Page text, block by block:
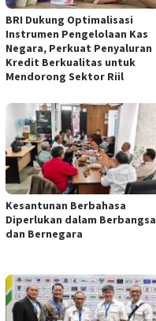
BRI Dukung Optimalisasi
Instrumen Pengelolaan Kas
Negara, Perkuat Penyaluran
Kredit Berkualitas untuk
Mendorong Sektor Riil
Kesantunan Berbahasa
Diperlukan dalam Berbangsa
dan Bernegara